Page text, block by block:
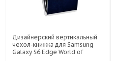
Дизайнерский вертикальный
чехол-книжка для Samsung
Galaxy S6 Edge World of